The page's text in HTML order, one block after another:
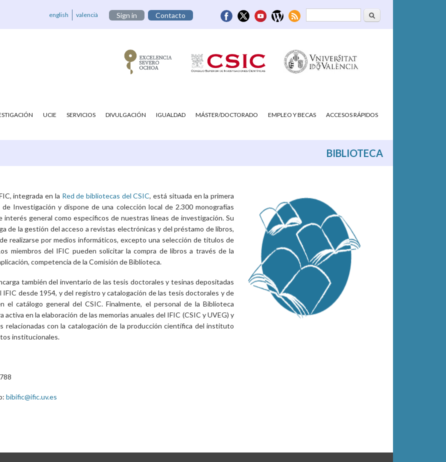
Formulario deBuscar
english valencià Sign in Contacto
UCIE SERVICIOS DIVULGACIÓN IGUALDAD MÁSTER/DOCTORADO EMPLEO Y BECAS ACCESOS RÁPIDOS
BIBLIOTECA
integrada en la Red de bibliotecas del CSIC, está situada en la primera
Investigación y dispone de una colección local de 2.300 monografías
interés general como específicos de nuestras líneas de investigación. Su
de la gestión del acceso a revistas electrónicas y del préstamo de libros,
realizarse por medios informáticos, excepto una selección de títulos de
miembros del IFIC pueden solicitar la compra de libros a través de la
competencia de la Comisión de Biblioteca.
también del inventario de las tesis doctorales y tesinas depositadas
IFIC desde 1954, y del registro y catalogación de las tesis doctorales y de
el catálogo general del CSIC. Finalmente, el personal de la Biblioteca
activa en la elaboración de las memorias anuales del IFIC (CSIC y UVEG) y
relacionadas con la catalogación de la producción científica del instituto
institucionales.
bibific@ific.uv.es